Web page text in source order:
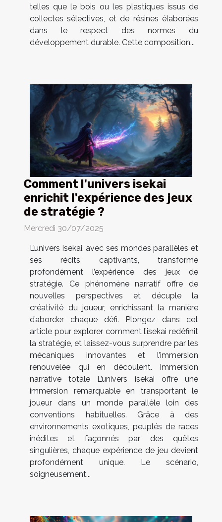
telles que le bois ou les plastiques issus de
collectes sélectives, et de résines élaborées
dans le respect des normes du
développement durable. Cette composition...
Comment l'univers isekai
enrichit l'expérience des jeux
de stratégie ?
Mercredi 30/07/2025
L’univers isekai, avec ses mondes parallèles et
ses récits captivants, transforme
profondément l’expérience des jeux de
stratégie. Ce phénomène narratif offre de
nouvelles perspectives et décuple la
créativité du joueur, enrichissant la manière
d’aborder chaque défi. Plongez dans cet
article pour explorer comment l’isekai redéfinit
la stratégie, et laissez-vous surprendre par les
mécaniques innovantes et l’immersion
renouvelée qui en découlent. Immersion
narrative totale L’univers isekai offre une
immersion remarquable en transportant le
joueur dans un monde parallèle loin des
conventions habituelles. Grâce à des
environnements exotiques, peuplés de races
inédites et façonnés par des quêtes
singulières, chaque expérience de jeu devient
profondément unique. Le scénario,
soigneusement...